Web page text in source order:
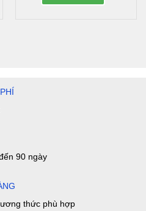
90 ngày
thức phù hợp